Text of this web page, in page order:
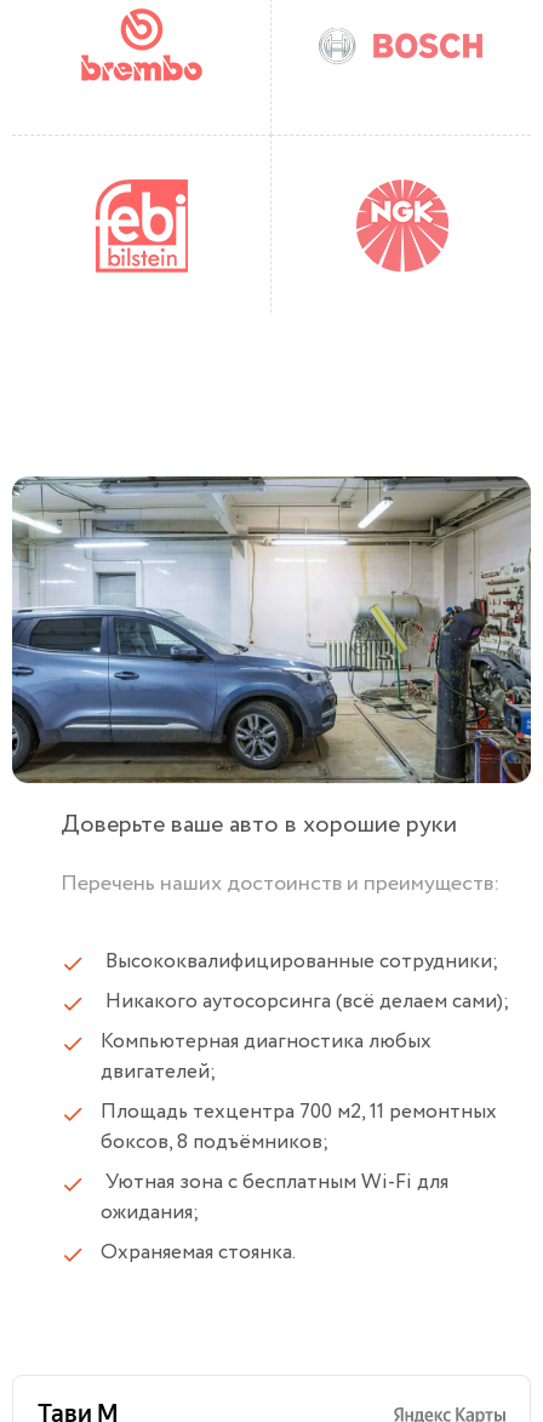
Доверьте ваше авто в хорошие руки
Перечень наших достоинств и преимуществ:
Высококвалифицированные сотрудники;
Никакого аутосорсинга (всё делаем сами);
Компьютерная диагностика любых
двигателей;
Площадь техцентра 700 м2, 11 ремонтных
боксов, 8 подъёмников;
Уютная зона с бесплатным Wi-Fi для
ожидания;
Охраняемая стоянка.